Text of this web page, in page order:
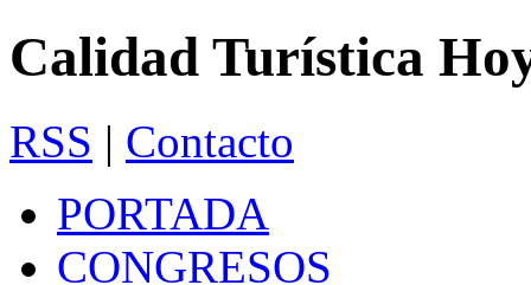
Calidad Turística
RSS | Contacto
PORTADA
CONGRESOS